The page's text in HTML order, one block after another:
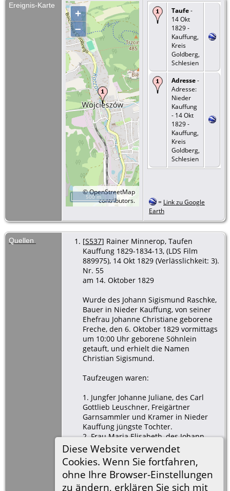
Diese Website verwendet
Cookies. Wenn Sie fortfahren,
ohne Ihre Browser-Einstellungen
zu ändern, erklären Sie sich mit
Ereignis-Karte
+
–
©OpenStreetMap
contributors.
500 m
Taufe-
14 Okt
1829 -
Kauffung,
Kreis
Goldberg,
Schlesien
Adresse-
Adresse:
Nieder
Kauffung
- 14 Okt
1829 -
Kauffung,
Kreis
Goldberg,
Schlesien
= Link zu Google
Earth
Quellen [S537] Rainer Minnerop, Taufen
Kauffung 1829-1834-13, (LDS Film
889975), 14 Okt 1829 (Verlässlichkeit: 3).
Nr. 55
am 14. Oktober 1829
Wurde des Johann Sigismund Raschke,
Bauer in Nieder Kauffung, von seiner
Ehefrau Johanne Christiane geborene
Freche, den 6. Oktober 1829 vormittags
um 10:00 Uhr geborene Söhnlein
getauft, und erhielt die Namen
Christian Sigismund.
Taufzeugen waren:
1. Jungfer Johanne Juliane, des Carl
Gottlieb Leuschner, Freigärtner
Garnsammler und Kramer in Nieder
Kauffung jüngste Tochter.
2. Frau Maria Elisabeth, des Johann
Gottlieb Blümel, Häusler in Nieder
Kauffung Ehefrau.
3. Gottfried Freche, Inwohner in Ober
Kauffung.